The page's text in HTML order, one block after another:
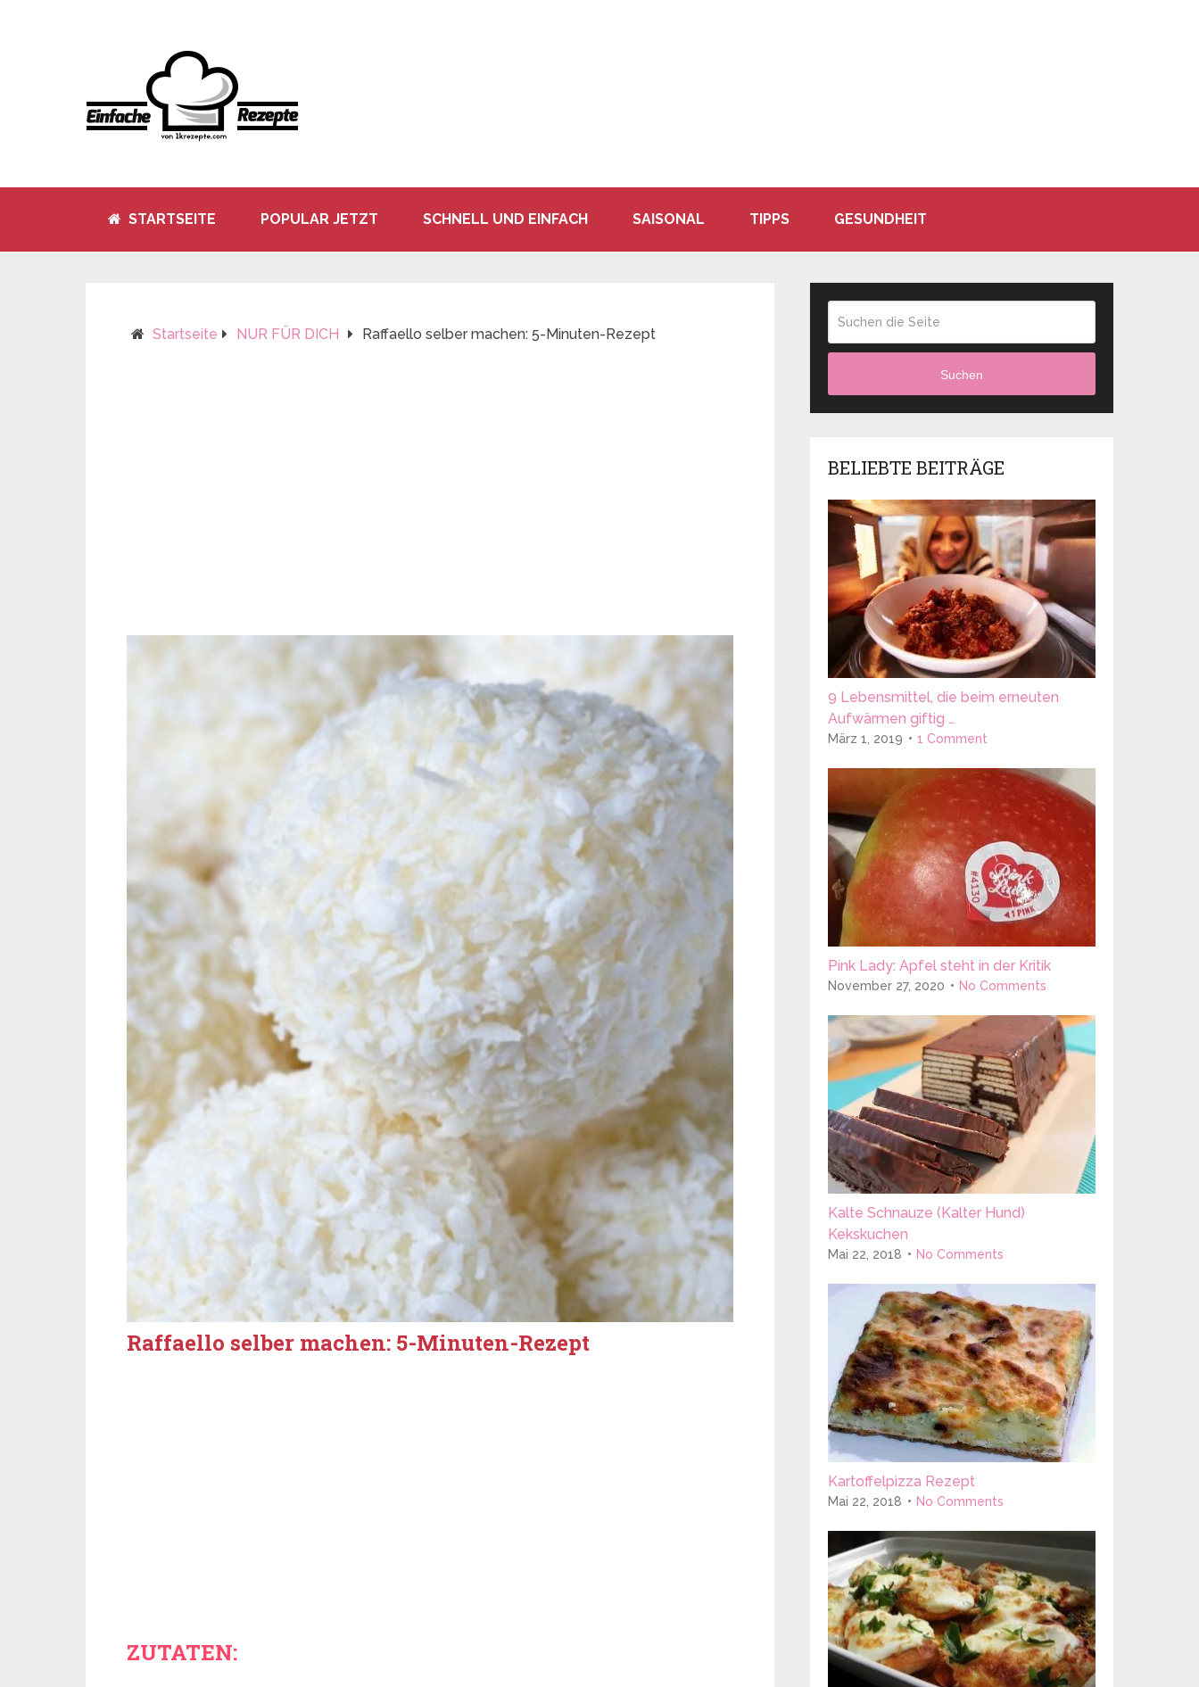
STARTSEITE POPULAR JETZT SCHNELL UND EINFACH SAISONAL TIPPS GESUNDHEIT
Startseite NUR FÜR DICH Raffaello selber machen: 5-Minuten-Rezept
Raffaello selber machen: 5-Minuten-Rezept
ZUTATEN:
Suchen
BELIEBTE BEITRÄGE
9 Lebensmittel, die beim erneuten
Aufwärmen giftig …
März 1, 2019 1 Comment
Pink Lady: Apfel steht in der Kritik
November 27, 2020 No Comments
Kalte Schnauze (Kalter Hund)
Kekskuchen
Mai 22, 2018 No Comments
Kartoffelpizza Rezept
Mai 22, 2018 No Comments